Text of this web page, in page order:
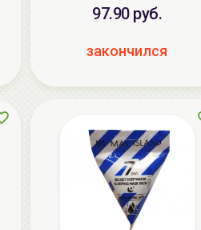
97.90 руб.
закончился